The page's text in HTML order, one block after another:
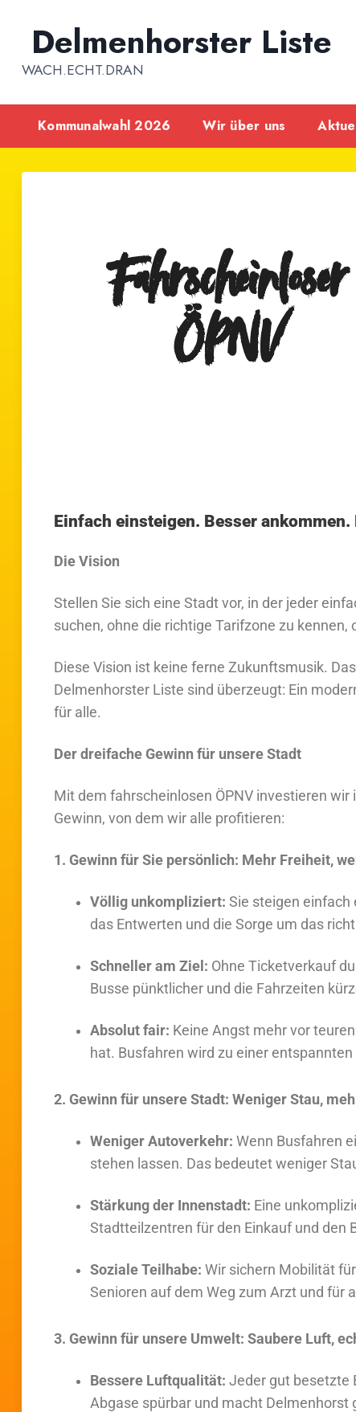
Delmenhorster Liste
WACH.ECHT.DRAN
Kommunalwahl 2026 Wir über uns
Fahrscheinloser
ÖPNV
Einfach einsteigen. Besser
Die Vision
Stellen Sie sich eine Stadt vor, in der jeder
suchen, ohne die richtige Tarifzone zu kennen,
Diese Vision ist keine ferne Zukunftsmusik.
Delmenhorster Liste sind überzeugt: Ein
für alle.
Der dreifache Gewinn für unsere Stadt
Mit dem fahrscheinlosen ÖPNV investieren
Gewinn, von dem wir alle profitieren:
1. Gewinn für Sie persönlich: Mehr Freiheit,
Völlig unkompliziert: Sie steigen einfach
das Entwerten und die Sorge um das
Schneller am Ziel: Ohne Ticketverkauf
Busse pünktlicher und die Fahrzeiten
Absolut fair: Keine Angst mehr vor
hat. Busfahren wird zu einer
2. Gewinn für unsere Stadt: Weniger Stau,
Weniger Autoverkehr: Wenn Busfahren
stehen lassen. Das bedeutet weniger
Stärkung der Innenstadt: Eine
Stadtteilzentren für den Einkauf und den
Soziale Teilhabe: Wir sichern Mobilität
Senioren auf dem Weg zum Arzt und für
3. Gewinn für unsere Umwelt: Saubere Luft,
Bessere Luftqualität: Jeder gut besetzte
Abgase spürbar und macht Delmenhorst